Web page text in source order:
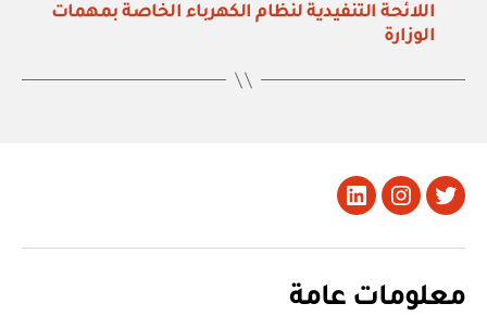
اللائحة التنفيدية لنظام الكهرباء الخاصة بمهمات
الوزارة
تويتر Instagram
LinkedIn
معلومات عامة